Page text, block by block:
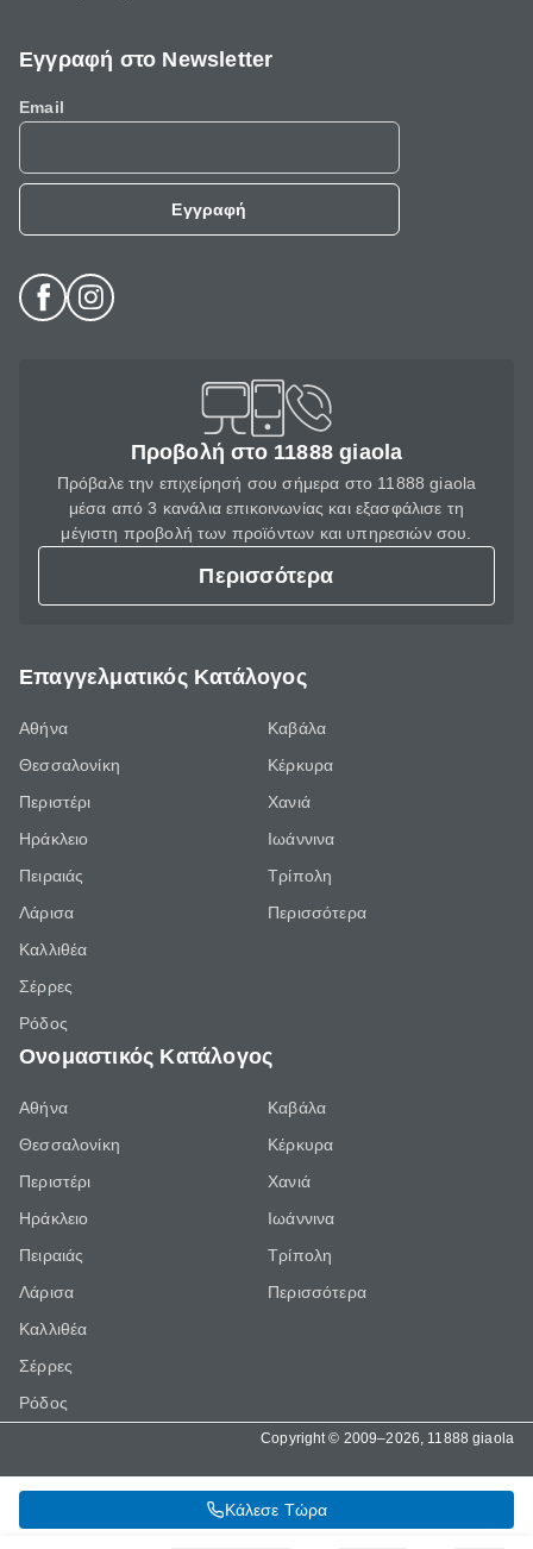
Κάλεσε Τώρα
Εγγραφή στο Newsletter
Email
Εγγραφή
Προβολή στο 11888 giaola
Πρόβαλε την επιχείρησή σου σήμερα στο 11888 giaola
μέσα από 3 κανάλια επικοινωνίας και εξασφάλισε τη
μέγιστη προβολή των προϊόντων και υπηρεσιών σου.
Περισσότερα
Επαγγελματικός Κατάλογος
Αθήνα
Θεσσαλονίκη
Περιστέρι
Ηράκλειο
Πειραιάς
Λάρισα
Καλλιθέα
Σέρρες
Ρόδος
Καβάλα
Κέρκυρα
Χανιά
Ιωάννινα
Τρίπολη
Περισσότερα
Ονομαστικός Κατάλογος
Αθήνα
Θεσσαλονίκη
Περιστέρι
Ηράκλειο
Πειραιάς
Λάρισα
Καλλιθέα
Σέρρες
Ρόδος
Καβάλα
Κέρκυρα
Χανιά
Ιωάννινα
Τρίπολη
Περισσότερα
Copyright © 2009–2026, 11888 giaola